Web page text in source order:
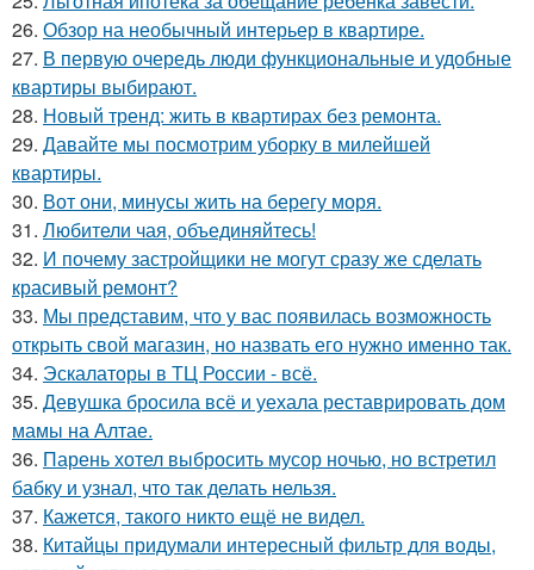
26. Обзор на необычный интерьер в квартире.
27. В первую очередь люди функциональные и удобные
квартиры выбирают.
28. Новый тренд: жить в квартирах без ремонта.
29. Давайте мы посмотрим уборку в милейшей
квартиры.
30. Вот они, минусы жить на берегу моря.
31. Любители чая, объединяйтесь!
32. И почему застройщики не могут сразу же сделать
красивый ремонт?
33. Мы представим, что у вас появилась возможность
открыть свой магазин, но назвать его нужно именно так.
34. Эскалаторы в ТЦ России - всё.
35. Девушка бросила всё и уехала реставрировать дом
мамы на Алтае.
36. Парень хотел выбросить мусор ночью, но встретил
бабку и узнал, что так делать нельзя.
37. Кажется, такого никто ещё не видел.
38. Китайцы придумали интересный фильтр для воды,